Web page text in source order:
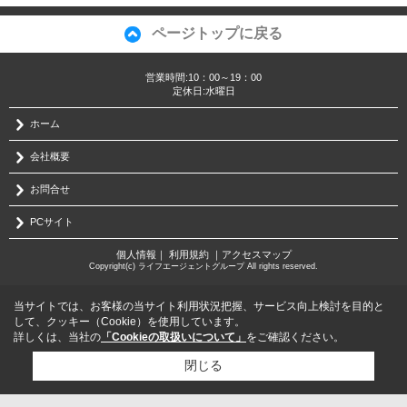
ページトップに戻る
営業時間:10：00～19：00
定休日:水曜日
ホーム
会社概要
お問合せ
PCサイト
個人情報 ｜ 利用規約｜ アクセスマップ
Copyright(c) ライフエージェントグループ All rights reserved.
当サイトでは、お客様の当サイト利用状況把握、サービス向上検討を目的と
して、クッキー（Cookie）を使用しています。
詳しくは、当社の 「Cookieの取扱いについて」 をご確認ください。
閉じる